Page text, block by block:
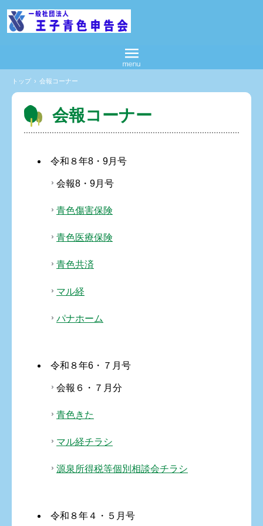
トップ › 会報コーナー
会報コーナー
令和８年8・9月号
会報8・9月号
青色傷害保険
青色医療保険
青色共済
マル経
パナホーム
令和８年6・７月号
会報６・７月分
青色きた
マル経チラシ
源泉所得税等個別相談会チラシ
令和８年４・５月号